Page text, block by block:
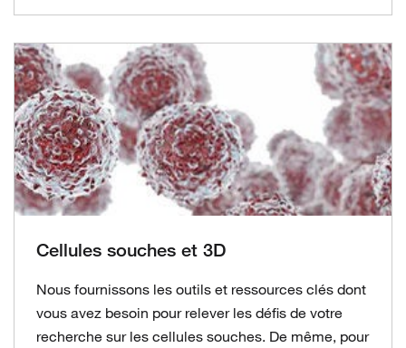
Cellules souches et 3D
Nous fournissons les outils et ressources clés dont
vous avez besoin pour relever les défis de votre
recherche sur les cellules souches. De même, pour